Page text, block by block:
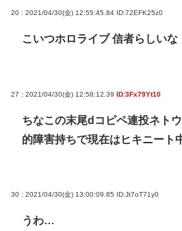
20 : 2021/04/30(金) 12:55:45.84 ID:72EFK25z0
こいつホロライブ 信者らしいな
27 : 2021/04/30(金) 12:58:12.39 ID:3Fx79Yt10
ちなこの末尾dコピペ連投ネト
的障害持ちで現在はヒキニート
30 : 2021/04/30(金) 13:00:09.85 ID:Jt7oT71y0
うわ…